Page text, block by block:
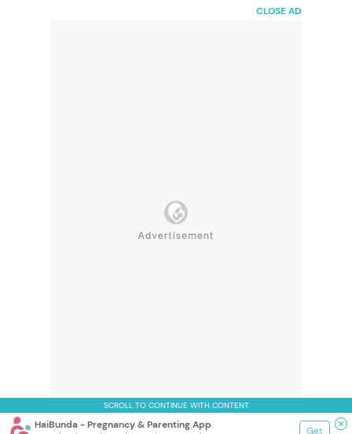
CLOSE AD
SCROLL TO CONTINUE WITH CONTENT
HaiBunda - Pregnancy & Parenting App
Get